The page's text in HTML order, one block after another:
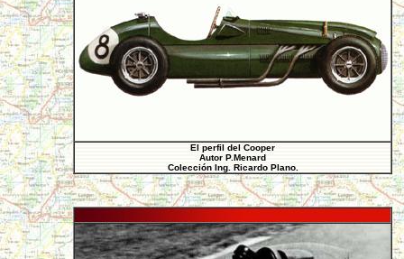
El perfil del Cooper
Autor P.Menard
Colección Ing. Ricardo Plano.